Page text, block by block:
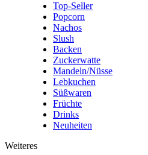
Top-Seller
Popcorn
Nachos
Slush
Backen
Zuckerwatte
Mandeln/Nüsse
Lebkuchen
Süßwaren
Früchte
Drinks
Neuheiten
Weiteres